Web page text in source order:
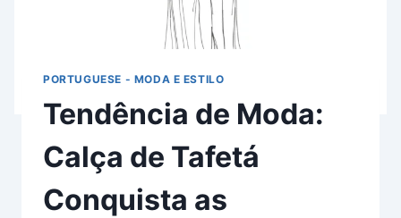
PORTUGUESE - MODA E ESTILO
Tendência de Moda:
Calça de Tafetá
Conquista as